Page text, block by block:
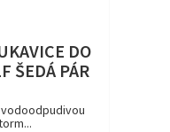
DO
ŠEDÁ PÁR